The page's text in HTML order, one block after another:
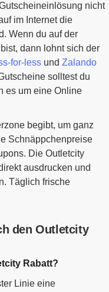
nicht
im Internet die
Wenn du auf der
dann lohnt sich der
for-lessund Zalando
solltest du
es um eine Online
begibt, um ganz
Schnäppchenpreise
Die Outletcity
ausdrucken und
Täglich frische
den Outletcity
Rabatt?
Linie eine